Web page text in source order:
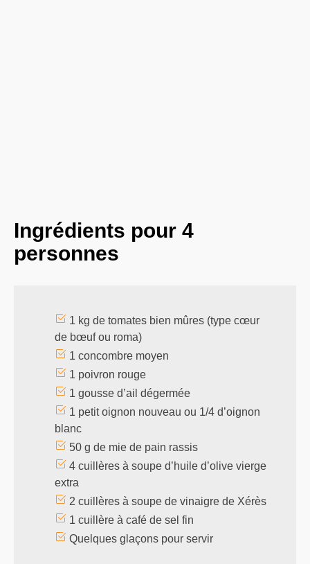
Ingrédients pour 4
personnes
1 kg de tomates bien mûres (type cœur
de bœuf ou roma)
1 concombre moyen
1 poivron rouge
1 gousse d’ail dégermée
1 petit oignon nouveau ou 1/4 d’oignon
blanc
50 g de mie de pain rassis
4 cuillères à soupe d’huile d’olive vierge
extra
2 cuillères à soupe de vinaigre de Xérès
1 cuillère à café de sel fin
Quelques glaçons pour servir